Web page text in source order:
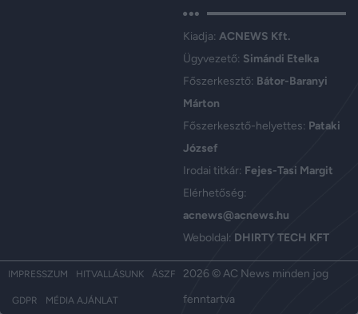
Kiadja: ACNEWS Kft.
Ügyvezető: Simándi Etelka
Főszerkesztő: Bátor-Baranyi
Márton
Főszerkesztő-helyettes: Pataki
József
Irodai titkár: Fejes-Tasi Margit
Elérhetőség:
acnews@acnews.hu
Weboldal: DHIRTY TECH KFT
IMPRESSZUM HITVALLÁSUNK ÁSZF
GDPR MÉDIA AJÁNLAT
2026 © AC News minden jog
fenntartva